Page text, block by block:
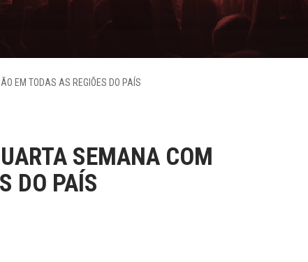
EM TODAS AS REGIÕES DO PAÍS
SEMANA COM
DO PAÍS